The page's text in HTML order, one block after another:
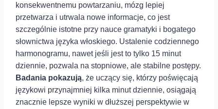
konsekwentnemu powtarzaniu, mózg lepiej
przetwarza i utrwala nowe⁤ informacje, co jest
szczególnie istotne przy nauce gramatyki i bogatego
słownictwa języka włoskiego. ⁤Ustalenie codziennego⁣
harmonogramu, nawet jeśli jest to tylko⁢ 15 minut
dziennie, pozwala na stopniowe, ale stabilne ‍postępy.
Badania pokazują, że uczący się, którzy poświęcają
językowi przynajmniej kilka minut dziennie, osiągają
znacznie lepsze wyniki‍ w dłuższej perspektywie w